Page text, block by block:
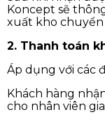
Koncept sẽ
xuất kho
2. Thanh toán
Áp dụng với các
Khách hàng
cho nhân viên